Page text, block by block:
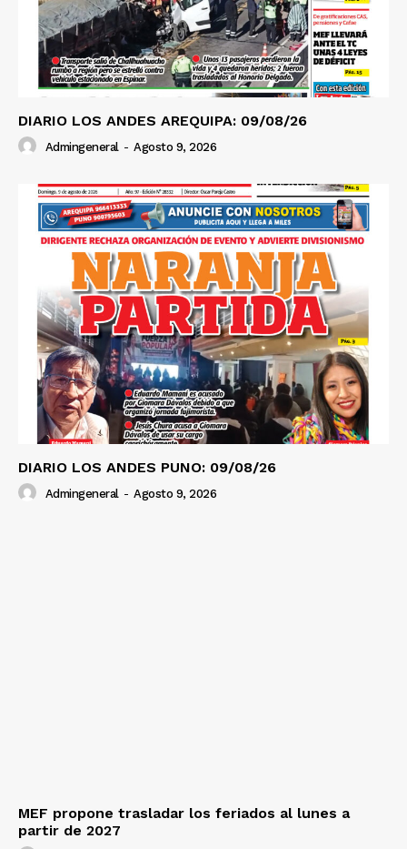
DIARIO LOS ANDES AREQUIPA: 09/08/26
Admingeneral - Agosto 9, 2026
DIARIO LOS ANDES PUNO: 09/08/26
Admingeneral - Agosto 9, 2026
MEF propone trasladar los feriados al lunes a
partir de 2027